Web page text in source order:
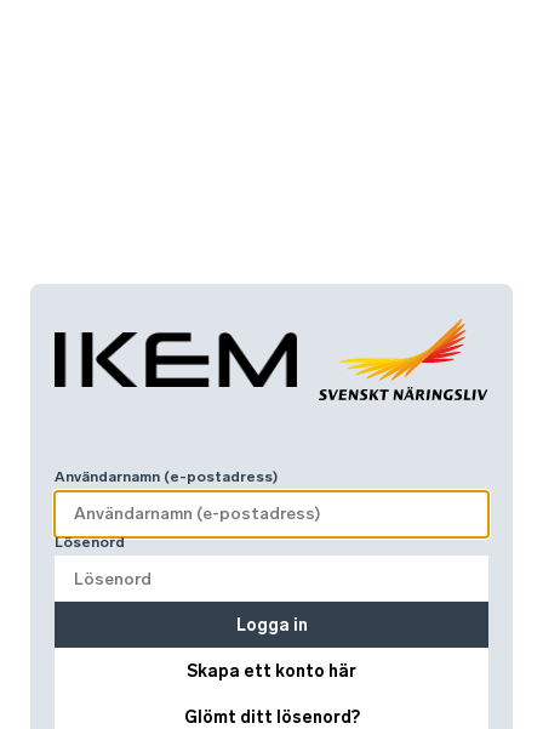
Användarnamn (e-postadress)
Lösenord
Skapa ett konto här
Glömt ditt lösenord?
Logga in